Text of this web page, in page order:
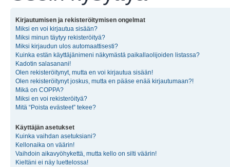
Kirjautumisen ja rekisteröitymisen ongelmat
Miksi en voi kirjautua sisään?
Miksi minun täytyy rekisteröityä?
Miksi kirjaudun ulos automaattisesti?
Kuinka estän käyttäjänimeni näkymästä paikallaolijoiden listassa?
Kadotin salasanani!
Olen rekisteröitynyt, mutta en voi kirjautua sisään!
Olen rekisteröitynyt joskus, mutta en pääse enää kirjautumaan?!
Mikä on COPPA?
Miksi en voi rekisteröityä?
Mitä “Poista evästeet” tekee?
Käyttäjän asetukset
Kuinka vaihdan asetuksiani?
Kellonaika on väärin!
Vaihdoin aikavyöhykettä, mutta kello on silti väärin!
Kieltäni ei näy luettelossa!